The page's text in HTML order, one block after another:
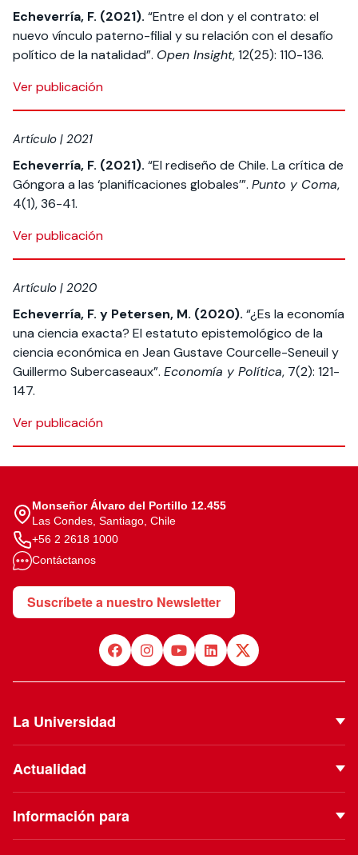
Echeverría, F. (2021). “Entre el don y el contrato: el
nuevo vínculo paterno-filial y su relación con el desafío
político de la natalidad”. Open Insight, 12(25): 110-136.
Ver publicación
Artículo | 2021
Echeverría, F. (2021). “El rediseño de Chile. La crítica de
Góngora a las ‘planificaciones globales’”. Punto y Coma,
4(1), 36-41.
Ver publicación
Artículo | 2020
Echeverría, F. y Petersen, M. (2020). “¿Es la economía
una ciencia exacta? El estatuto epistemológico de la
ciencia económica en Jean Gustave Courcelle-Seneuil y
Guillermo Subercaseaux”. Economía y Política, 7(2): 121-
147.
Ver publicación
Monseñor Álvaro del Portillo 12.455
Las Condes, Santiago, Chile
+56 2 2618 1000
Contáctanos
Suscríbete a nuestro Newsletter
La Universidad
Proyecto Institucional
Vinculación con el Medio
Actualidad
Información para